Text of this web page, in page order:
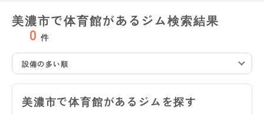
美濃市で体育館があるジム検索結果
0 件
設備の多い順
美濃市で体育館があるジムを探す